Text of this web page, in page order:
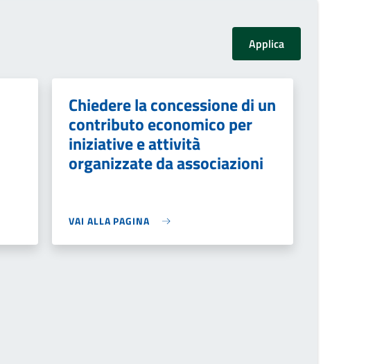
Chiedere la concessione di un
contributo economico per
iniziative e attività
organizzate da associazioni
VAI ALLA PAGINA